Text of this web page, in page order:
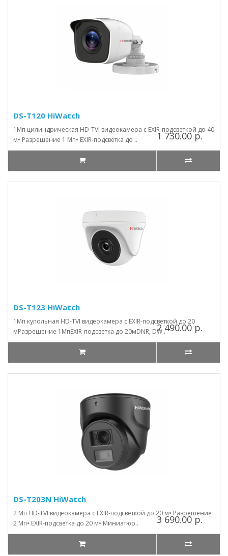
DS-T120 HiWatch
1Мп цилиндрическая HD-TVI видеокамера с EXIR-подсветкой до 40
м• Разрешение 1 Мп• EXIR-подсветка до ..
1 730.00 р.
DS-T123 HiWatch
1Мп купольная HD-TVI видеокамера с EXIR-подсветкой до 20
мРазрешение 1МпEXIR-подсветка до 20мDNR, DW..2 490.00 р.
DS-T203N HiWatch
2 Мп HD-TVI видеокамера с EXIR-подсветкой до 20 м• Разрешение
2 Мп• EXIR-подсветка до 20 м• Миниатюр..
3 690.00 р.